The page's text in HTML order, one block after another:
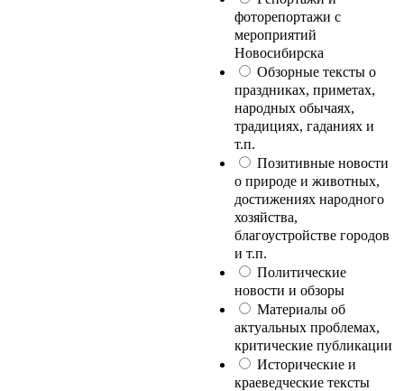
фоторепортажи с
мероприятий
Новосибирска
Обзорные тексты о
праздниках, приметах,
народных обычаях,
традициях, гаданиях и
т.п.
Позитивные новости
о природе и животных,
достижениях народного
хозяйства,
благоустройстве городов
и т.п.
Политические
новости и обзоры
Материалы об
актуальных проблемах,
критические публикации
Исторические и
краеведческие тексты